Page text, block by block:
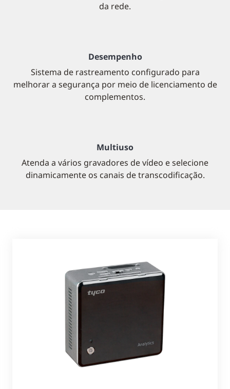
da rede.
Desempenho
Sistema de rastreamento configurado para
melhorar a segurança por meio de licenciamento de
complementos.
Multiuso
Atenda a vários gravadores de vídeo e selecione
dinamicamente os canais de transcodificação.